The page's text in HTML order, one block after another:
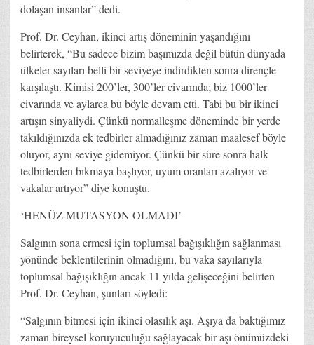
dolaşan insanlar” dedi.
Prof. Dr. Ceyhan, ikinci artış döneminin yaşandığını
belirterek, “Bu sadece bizim başımızda değil bütün dünyada
ülkeler sayıları belli bir seviyeye indirdikten sonra dirençle
karşılaştı. Kimisi 200’ler, 300’ler civarında; biz 1000’ler
civarında ve aylarca bu böyle devam etti. Tabi bu bir ikinci
artışın sinyaliydi. Çünkü normalleşme döneminde bir yerde
takıldığınızda ek tedbirler almadığınız zaman maalesef böyle
oluyor, aynı seviye gidemiyor. Çünkü bir süre sonra halk
tedbirlerden bıkmaya başlıyor, uyum oranları azalıyor ve
vakalar artıyor” diye konuştu.
‘HENÜZ MUTASYON OLMADI’
Salgının sona ermesi için toplumsal bağışıklığın sağlanması
yönünde beklentilerinin olmadığını, bu vaka sayılarıyla
toplumsal bağışıklığın ancak 11 yılda gelişeceğini belirten
Prof. Dr. Ceyhan, şunları söyledi:
“Salgının bitmesi için ikinci olasılık aşı. Aşıya da baktığımız
zaman bireysel koruyuculuğu sağlayacak bir aşı önümüzdeki